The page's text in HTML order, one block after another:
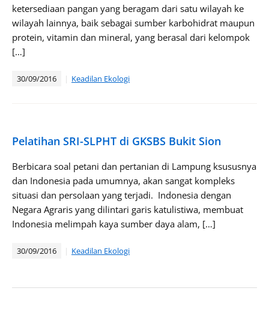
ketersediaan pangan yang beragam dari satu wilayah ke
wilayah lainnya, baik sebagai sumber karbohidrat maupun
protein, vitamin dan mineral, yang berasal dari kelompok
[…]
30/09/2016 Keadilan Ekologi
Pelatihan SRI-SLPHT di GKSBS Bukit Sion
Berbicara soal petani dan pertanian di Lampung ksususnya
dan Indonesia pada umumnya, akan sangat kompleks
situasi dan persolaan yang terjadi. Indonesia dengan
Negara Agraris yang dilintari garis katulistiwa, membuat
Indonesia melimpah kaya sumber daya alam, […]
30/09/2016 Keadilan Ekologi